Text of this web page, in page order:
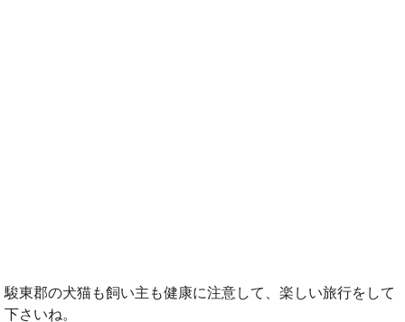
駿東郡の犬猫も飼い主も健康に注意して、楽しい旅行をして
下さいね。